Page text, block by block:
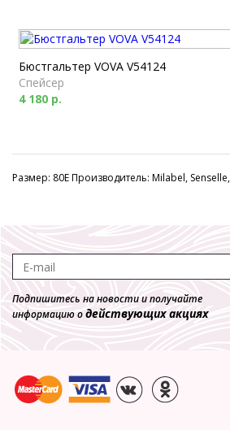
Бюстгальтер VOVA V54124
Спейсер
4 180 р.
Размер: 80E Производитель: Milabel,
Подпишитесь на новости и получайте
информацию одействующих акциях